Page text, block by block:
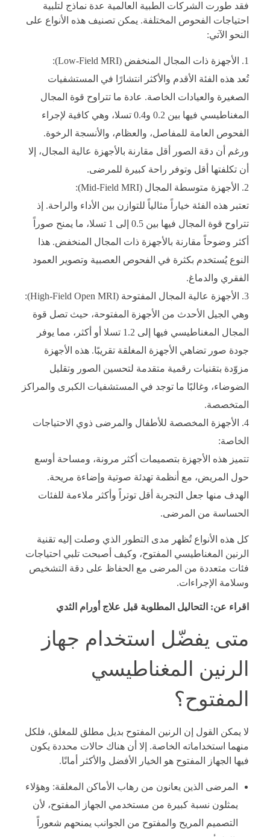
فقد طورت الشركات الطبية العالمية عدة نماذج لتلبية
احتياجات الفحوص المختلفة. يمكن تصنيف هذه الأنواع على
النحو الآتي:
الأجهزة ذات المجال المنخفض (Low-Field MRI):
تُعد هذه الفئة الأقدم والأكثر انتشارًا في المستشفيات
الصغيرة والعيادات الخاصة. عادة ما تتراوح قوة المجال
المغناطيسي فيها بين 0.2 و0.4 تسلا، وهي كافية لإجراء
الفحوص العامة للمفاصل، والعظام، والأنسجة الرخوة.
ورغم أن دقة الصور أقل مقارنة بالأجهزة عالية المجال، إلا
أن تكلفتها أقل وتوفر راحة كبيرة للمرضى.
الأجهزة متوسطة المجال (Mid-Field MRI):
تعتبر هذه الفئة خياراً مثالياً للتوازن بين الأداء والراحة. إذ
تتراوح قوة المجال فيها بين 0.5 إلى 1 تسلا، ما يمنح صوراً
أكثر وضوحاً مقارنة بالأجهزة ذات المجال المنخفض. هذا
النوع يُستخدم بكثرة في الفحوص العصبية وتصوير العمود
الفقري والدماغ.
الأجهزة عالية المجال المفتوحة (High-Field Open MRI):
وهي الجيل الأحدث من الأجهزة المفتوحة، حيث تصل قوة
المجال المغناطيسي فيها إلى 1.2 تسلا أو أكثر، مما يوفر
جودة صور تضاهي الأجهزة المغلقة تقريبًا. هذه الأجهزة
مزوّدة بتقنيات رقمية متقدمة لتحسين الصور وتقليل
الضوضاء، وغالبًا ما توجد في المستشفيات الكبرى والمراكز
المتخصصة.
الأجهزة المخصصة للأطفال والمرضى ذوي الاحتياجات
الخاصة:
تتميز هذه الأجهزة بتصميمات أكثر مرونة، ومساحة أوسع
حول المريض، مع أنظمة تهدئة صوتية وإضاءة مريحة.
الهدف منها جعل التجربة أقل توتراً وأكثر ملاءمة للفئات
الحساسة من المرضى.
كل هذه الأنواع تُظهر مدى التطور الذي وصلت إليه تقنية
الرنين المغناطيسي المفتوح، وكيف أصبحت تلبي احتياجات
فئات متعددة من المرضى مع الحفاظ على دقة التشخيص
وسلامة الإجراءات.
اقراء عن: التحاليل المطلوبة قبل علاج أورام الثدي
متى يفضّل استخدام جهاز
الرنين المغناطيسي
المفتوح؟
لا يمكن القول إن الرنين المفتوح بديل مطلق للمغلق، فلكل
منهما استخداماته الخاصة. إلا أن هناك حالات محددة يكون
فيها الجهاز المفتوح هو الخيار الأفضل والأكثر أمانًا.
المرضى الذين يعانون من رهاب الأماكن المغلقة: وهؤلاء
يمثلون نسبة كبيرة من مستخدمي الجهاز المفتوح، لأن
التصميم المريح والمفتوح من الجوانب يمنحهم شعوراً